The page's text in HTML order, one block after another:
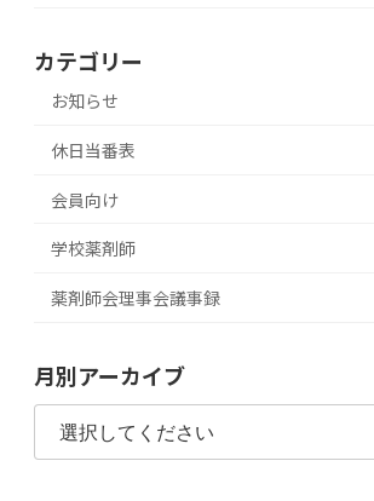
カテゴリー
お知らせ
休日当番表
会員向け
学校薬剤師
薬剤師会理事会議事録
月別アーカイブ